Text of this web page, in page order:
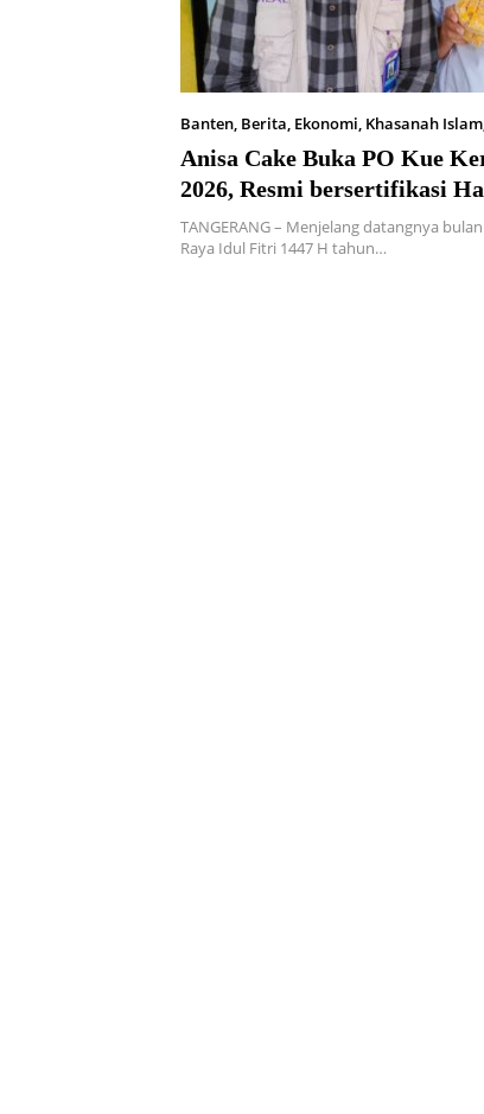
Banten Berita Ekonomi Khasanah Islam
2026
Anisa Cake Buka PO Kue
2026, Resmi bersertifikasi
TANGERANG – Menjelang datangnya
Raya Idul Fitri 1447 H tahun…